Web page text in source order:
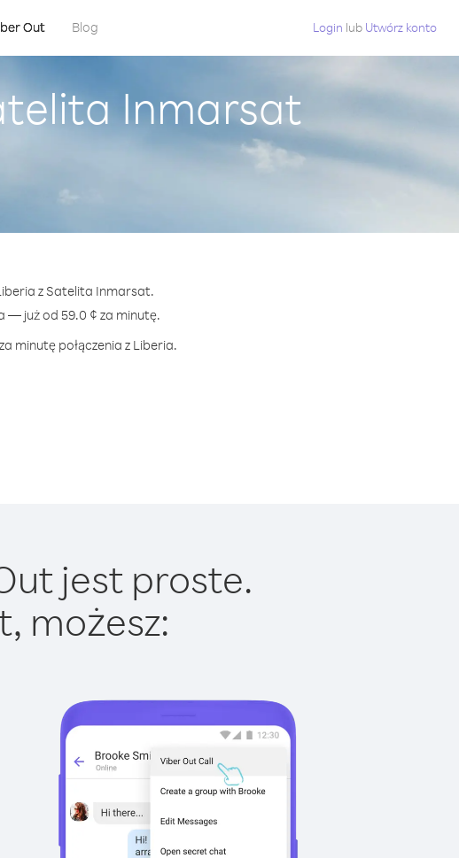
Out Blog Login lub Utwórz konto
Inmarsat
z Satelita Inmarsat.
— już od 59.0 ¢ za minutę.
minutę połączenia z Liberia.
jest proste.
możesz: